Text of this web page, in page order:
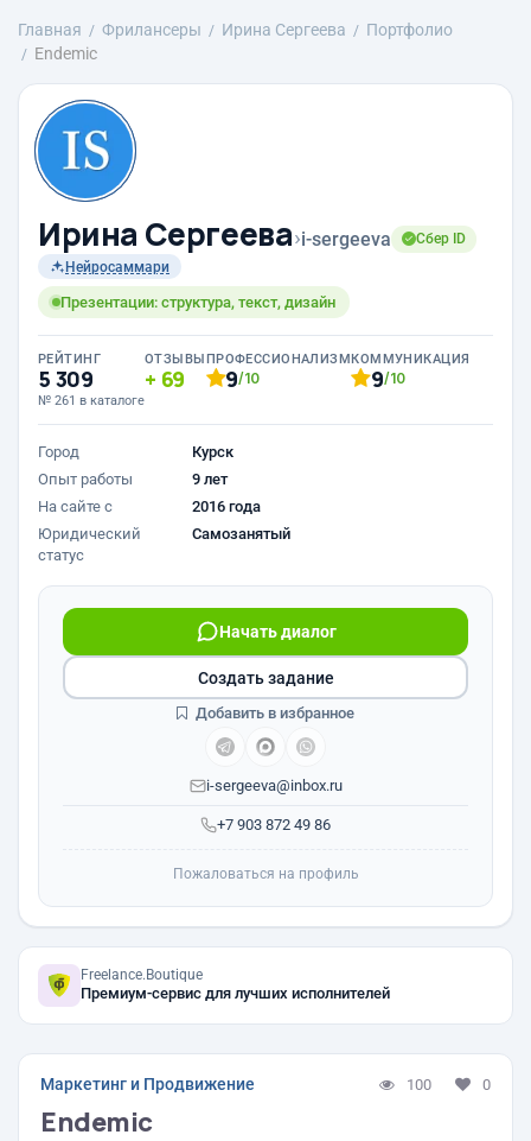
Главная Фрилансеры Ирина Сергеева
Портфолио
Endemic
Ирина Сергеева›i-sergeeva
Сбер ID
Нейросаммари
Презентации: структура, текст, дизайн
РЕЙТИНГ
5 309
№ 261 в каталоге
ОТЗЫВЫ
69
ПРОФЕССИОНАЛИЗМ
9/10
КОММУНИКАЦИЯ
9/10
Город
Курск
Опыт работы
9 лет
На сайте с
2016 года
Юридический
статус
Самозанятый
+7 903 872 49 86
Начать диалог
i-sergeeva@inbox.ru
Создать задание
Добавить в избранное
Пожаловаться на профиль
Freelance.Boutique
Премиум-сервис для лучших исполнителей
Маркетинг и Продвижение 100 0
Endemic